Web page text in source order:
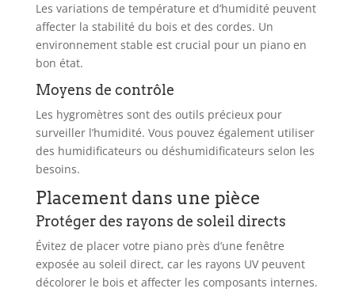
Les variations de température et d’humidité peuvent
affecter la stabilité du bois et des cordes. Un
environnement stable est crucial pour un piano en
bon état.
Moyens de contrôle
Les hygromètres sont des outils précieux pour
surveiller l’humidité. Vous pouvez également utiliser
des humidificateurs ou déshumidificateurs selon les
besoins.
Placement dans une pièce
Protéger des rayons de soleil directs
Évitez de placer votre piano près d’une fenêtre
exposée au soleil direct, car les rayons UV peuvent
décolorer le bois et affecter les composants internes.